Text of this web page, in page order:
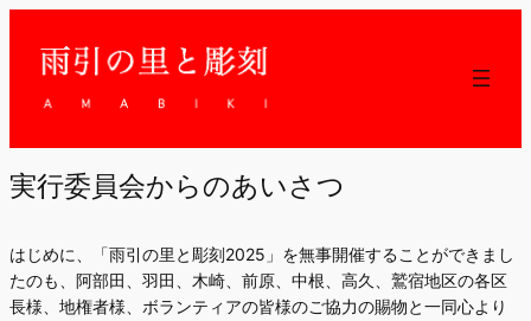
実行委員会からのあいさつ
はじめに、「雨引の里と彫刻2025」を無事開催することができまし
たのも、阿部田、羽田、木崎、前原、中根、高久、鷲宿地区の各区
長様、地権者様、ボランティアの皆様のご協力の賜物と一同心より